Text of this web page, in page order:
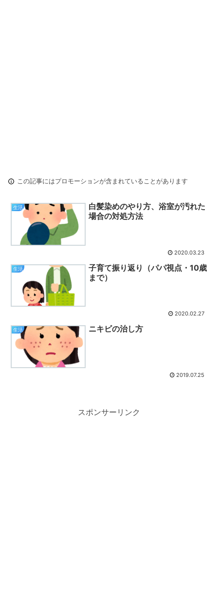
この記事にはプロモーションが含まれていることがあります
生活
白髪染めのやり方、浴室が汚れた
場合の対処方法
2020.03.23
生活
子育て振り返り（パパ視点・10歳
まで）
2020.02.27
生活 ニキビの治し方
2019.07.25
スポンサーリンク